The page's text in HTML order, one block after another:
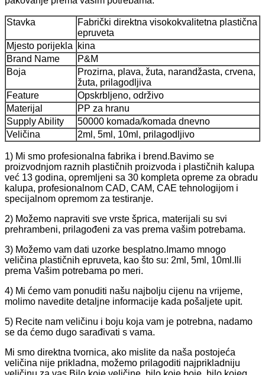
Stavka
Fabrički direktna visokokvalitetna plastična
epruveta
Mjesto porijekla
kina
Brand Name
P&M
Boja
Prozirna, plava, žuta, narandžasta, crvena,
žuta, prilagodljiva
Feature
Opskrbljeno, održivo
Materijal
PP za hranu
Supply Ability
50000 komada/komada dnevno
Veličina
2ml, 5ml, 10ml, prilagodljivo
1) Mi smo profesionalna fabrika i brend.Bavimo se
proizvodnjom raznih plastičnih proizvoda i plastičnih kalupa
već 13 godina, opremljeni sa 30 kompleta opreme za obradu
kalupa, profesionalnom CAD, CAM, CAE tehnologijom i
specijalnom opremom za testiranje.
2) Možemo napraviti sve vrste šprica, materijali su svi
prehrambeni, prilagođeni za vas prema vašim potrebama.
3) Možemo vam dati uzorke besplatno.Imamo mnogo
veličina plastičnih epruveta, kao što su: 2ml, 5ml, 10ml.Ili
prema Vašim potrebama po meri.
4) Mi ćemo vam ponuditi našu najbolju cijenu na vrijeme,
molimo navedite detaljne informacije kada pošaljete upit.
5) Recite nam veličinu i boju koja vam je potrebna, nadamo
se da ćemo dugo sarađivati ​​s vama.
Mi smo direktna tvornica, ako mislite da naša postojeća
veličina nije prikladna, možemo prilagoditi najprikladniju